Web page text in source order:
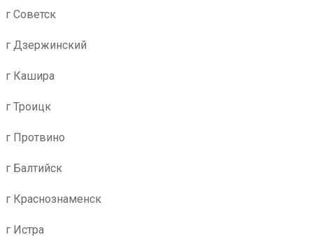
г Советск
г Дзержинский
г Кашира
г Троицк
г Протвино
г Балтийск
г Краснознаменск
г Истра